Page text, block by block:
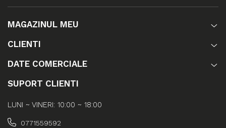
MAGAZINUL MEU
CLIENTI
DATE COMERCIALE
SUPORT CLIENTI
LUNI ~ VINERI: 10:00 ~ 18:00
0771559592